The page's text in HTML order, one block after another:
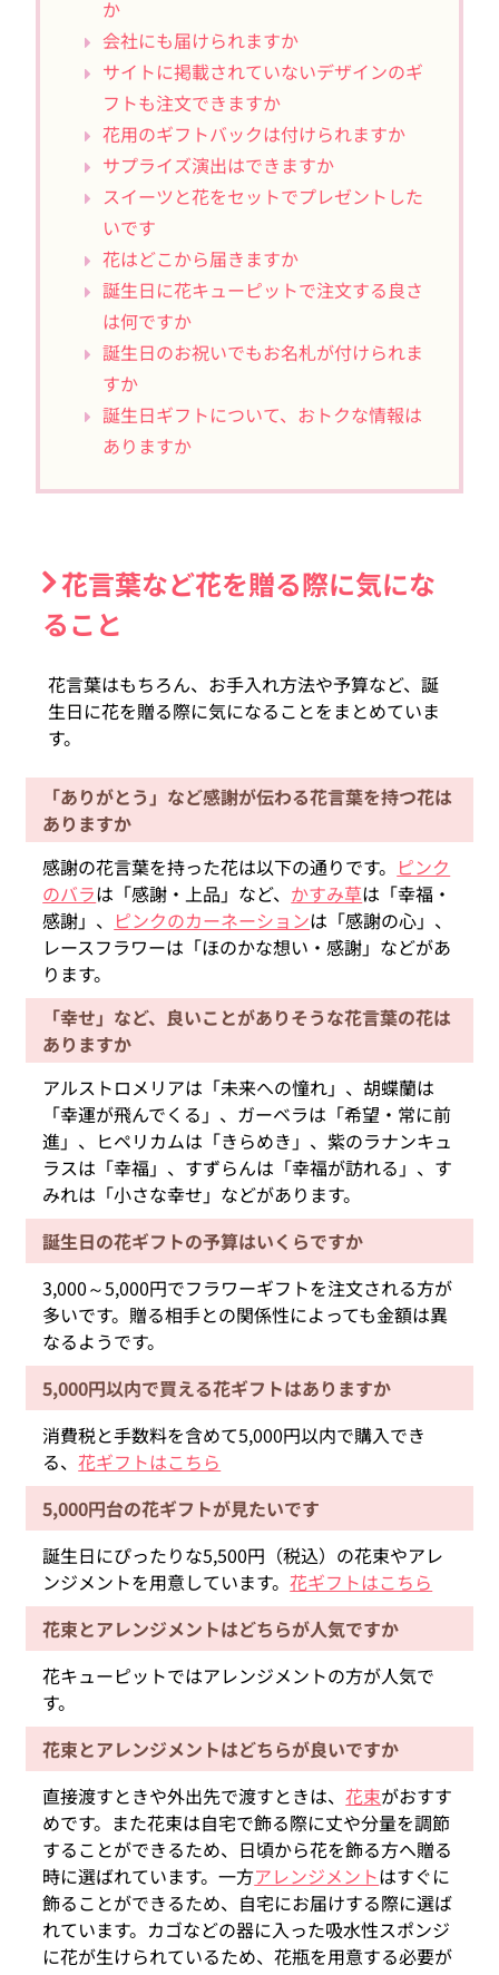
か
会社にも届けられますか
サイトに掲載されていないデザインのギ
フトも注文できますか
花用のギフトバックは付けられますか
サプライズ演出はできますか
スイーツと花をセットでプレゼントした
いです
花はどこから届きますか
誕生日に花キューピットで注文する良さ
は何ですか
誕生日のお祝いでもお名札が付けられま
すか
誕生日ギフトについて、おトクな情報は
ありますか
花言葉など花を贈る際に気にな
ること
花言葉はもちろん、お手入れ方法や予算など、誕
生日に花を贈る際に気になることをまとめていま
す。
「ありがとう」など感謝が伝わる花言葉を持つ花は
ありますか
感謝の花言葉を持った花は以下の通りです。 ピンク
のバラは「感謝・上品」など、 かすみ草は「幸福・
感謝」、 ピンクのカーネーションは「感謝の心」、
レースフラワーは「ほのかな想い・感謝」などがあ
ります。
「幸せ」など、良いことがありそうな花言葉の花は
ありますか
アルストロメリアは「未来への憧れ」、胡蝶蘭は
「幸運が飛んでくる」、ガーベラは「希望・常に前
進」、ヒペリカムは「きらめき」、紫のラナンキュ
ラスは「幸福」、すずらんは「幸福が訪れる」、す
みれは「小さな幸せ」などがあります。
誕生日の花ギフトの予算はいくらですか
3,000～5,000円でフラワーギフトを注文される方が
多いです。贈る相手との関係性によっても金額は異
なるようです。
5,000円以内で買える花ギフトはありますか
消費税と手数料を含めて5,000円以内で購入でき
る、花ギフトはこちら
5,000円台の花ギフトが見たいです
誕生日にぴったりな5,500円（税込）の花束やアレ
ンジメントを用意しています。花ギフトはこちら
花束とアレンジメントはどちらが人気ですか
花キューピットではアレンジメントの方が人気で
す。
花束とアレンジメントはどちらが良いですか
直接渡すときや外出先で渡すときは、花束がおすす
めです。また花束は自宅で飾る際に丈や分量を調節
することができるため、日頃から花を飾る方へ贈る
時に選ばれています。一方アレンジメントはすぐに
飾ることができるため、自宅にお届けする際に選ば
れています。カゴなどの器に入った吸水性スポンジ
に花が生けられているため、花瓶を用意する必要が